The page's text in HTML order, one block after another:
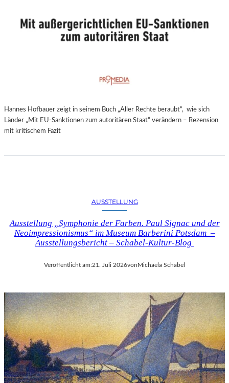
Hannes Hofbauer zeigt in seinem Buch „Aller Rechte beraubt“, wie sich
Länder „Mit EU-Sanktionen zum autoritären Staat“ verändern – Rezension
mit kritischem Fazit
AUSSTELLUNG
Ausstellung „Symphonie der Farben. Paul Signac und der
Neoimpressionismus“ im Museum Barberini Potsdam –
Ausstellungsbericht – Schabel-Kultur-Blog
Veröffentlicht am:21. Juli 2026von Michaela Schabel